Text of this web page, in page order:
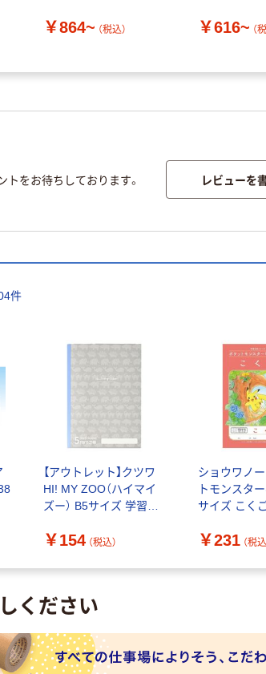
￥864~ （税込） ￥616~ （
をお待ちしております。 レビューを
件
【アウトレット】クツワ
HI! MY ZOO（ハイマイ
ズー） B5サイズ 学習帳
￥154 （税込）
ショウワノ
トモンスタ
サイズ こく
24408008 1
￥231 （税込
ください